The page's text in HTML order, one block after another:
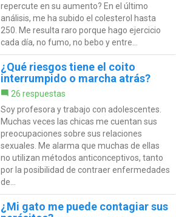
repercute en su aumento? En el último
análisis, me ha subido el colesterol hasta
250. Me resulta raro porque hago ejercicio
cada día, no fumo, no bebo y entre...
¿Qué riesgos tiene el coito
interrumpido o marcha atrás?
26 respuestas
Soy profesora y trabajo con adolescentes.
Muchas veces las chicas me cuentan sus
preocupaciones sobre sus relaciones
sexuales. Me alarma que muchas de ellas
no utilizan métodos anticonceptivos, tanto
por la posibilidad de contraer enfermedades
de...
¿Mi gato me puede contagiar sus